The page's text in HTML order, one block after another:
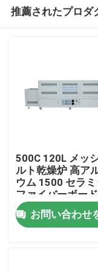
推薦されたプロダ
500C 120L メッ
ルト乾燥炉 高ア
ウム 1500 セラミ
ファイバーボー
お問い合わせ